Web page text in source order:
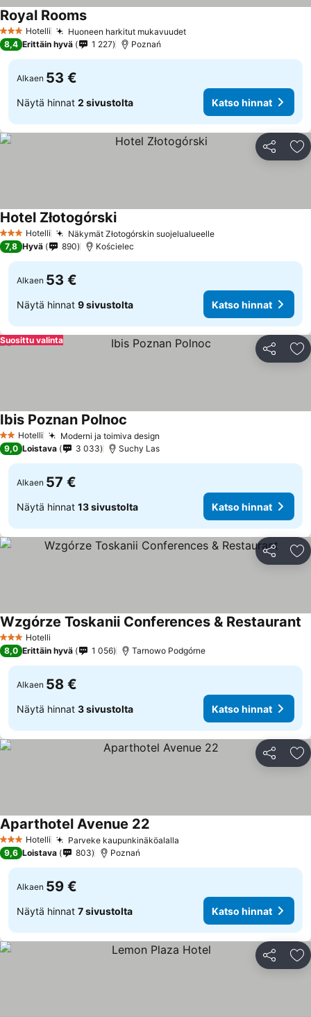
3 Tähtiluokitus
Hotelli Huoneen harkitut mukavuudetKatso hinnat
Royal RoomsKatso hinnat
8,4 Erittäin hyvä 1 227 Poznań
Alkaen 53 €
Näytä hinnat 2 sivustolta Katso hinnat
Jaa
3 Tähtiluokitus
Hotelli Näkymät Złotogórskin suojelualueelleKatso hinnat
Hotel ZłotogórskiKatso hinnat
7,8 Hyvä 890 Kościelec
Alkaen 53 €
Näytä hinnat 9 sivustolta Katso hinnat
Jaa
Suosittu valinta
2 Tähtiluokitus
Hotelli Moderni ja toimiva design
Ibis Poznan Polnoc
9,0 Loistava 3 033 Suchy Las
Alkaen 57 €
Näytä hinnat 13 sivustolta Katso hinnat
Jaa
3 Tähtiluokitus
Hotelli
Wzgórze Toskanii Conferences & Restaurant
8,0 Erittäin hyvä 1 056 Tarnowo Podgórne
Alkaen 58 €
Näytä hinnat 3 sivustolta Katso hinnat
Jaa
3 Tähtiluokitus
Hotelli Parveke kaupunkinäköalalla
Aparthotel Avenue 22
9,6 Loistava 803 Poznań
Alkaen 59 €
Näytä hinnat 7 sivustolta Katso hinnat
Jaa